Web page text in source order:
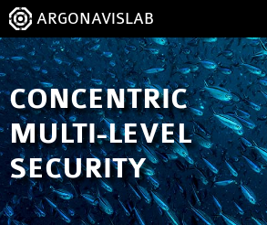
ARGONAVISLAB
CONCENTRIC
MULTI-LEVEL
SECURITY